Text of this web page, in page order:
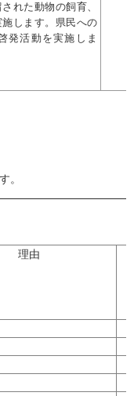
れた動物の飼育、
します。県民への
発活動を実施しま
。
理由